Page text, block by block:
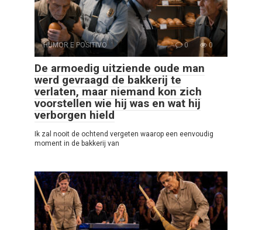
HUMOR E POSITIVO 0 0
De armoedig uitziende oude man
werd gevraagd de bakkerij te
verlaten, maar niemand kon zich
voorstellen wie hij was en wat hij
verborgen hield
Ik zal nooit de ochtend vergeten waarop een eenvoudig
moment in de bakkerij van